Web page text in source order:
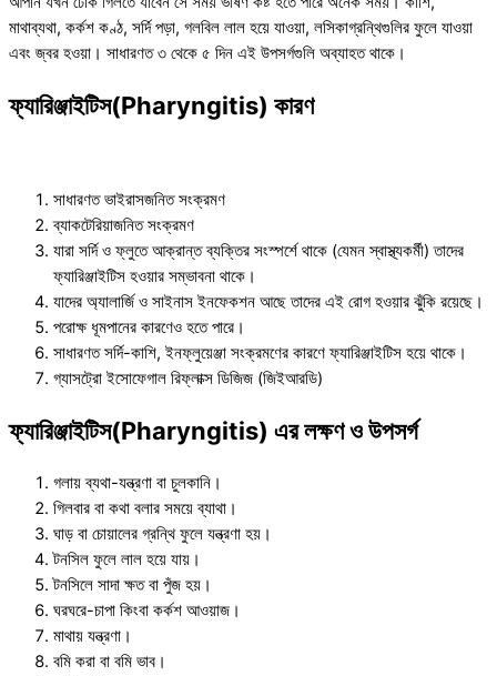
মাথাব্যথা, কর্কশ কণ্ঠ, সর্দি পড়া, গলবিল লাল হয়ে যাওয়া, লসিকাগ্রন্থিগুলির ফুলে যাওয়া
এবং জ্বর হওয়া। সাধারণত ৩ থেকে ৫ দিন এই উপসর্গগুলি অব্যাহত থাকে।
ফ্যারিঞ্জাইটিস(Pharyngitis) কারণ
সাধারণত ভাইরাসজনিত সংক্রমণ
ব্যাকটেরিয়াজনিত সংক্রমণ
যারা সর্দি ও ফ্লুতে আক্রান্ত ব্যক্তির সংস্পর্শে থাকে (যেমন স্বাস্থ্যকর্মী) তাদের
ফ্যারিঞ্জাইটিস হওয়ার সম্ভাবনা থাকে।
যাদের অ্যালার্জি ও সাইনাস ইনফেকশন আছে তাদের এই রোগ হওয়ার ঝুঁকি রয়েছে।
পরোক্ষ ধূমপানের কারণেও হতে পারে।
সাধারণত সর্দি-কাশি, ইনফ্লুয়েঞ্জা সংক্রমণের কারণে ফ্যারিঞ্জাইটিস হয়ে থাকে।
গ্যাসট্রো ইসোফেগাল রিফ্লাক্স ডিজিজ (জিইআরডি)
ফ্যারিঞ্জাইটিস(Pharyngitis) এর লক্ষণ ও উপসর্গ
গলায় ব্যথা-যন্ত্রণা বা চুলকানি।
গিলবার বা কথা বলার সময়ে ব্যাথা।
ঘাড় বা চোয়ালের গ্রন্থি ফুলে যন্ত্রণা হয়।
টনসিল ফুলে লাল হয়ে যায়।
টনসিলে সাদা ক্ষত বা পুঁজ হয়।
ঘরঘরে-চাপা কিংবা কর্কশ আওয়াজ।
মাথায় যন্ত্রণা।
বমি করা বা বমি ভাব।